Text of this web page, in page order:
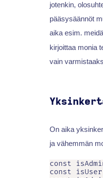
jotenkin,
pääsysäännöt
aika esim.
kirjoittaa monia
vain
On aika
ja vähemmän
const
const